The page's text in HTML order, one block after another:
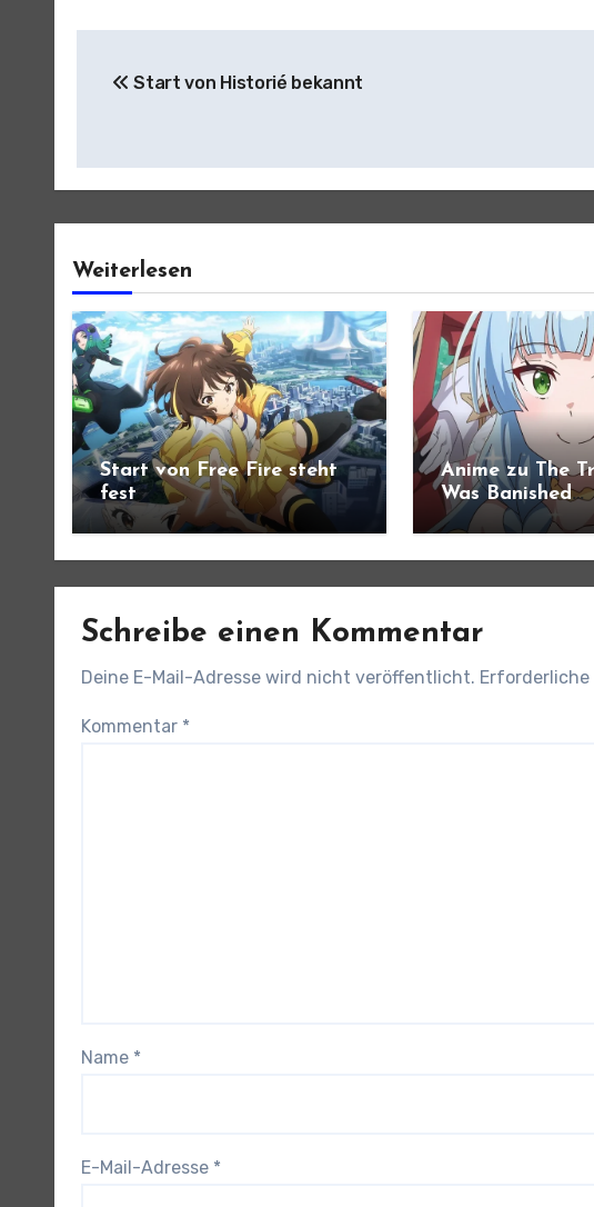
Start von Historié bekannt
Weiterlesen
Start von Free Fire steht
fest
Anime zu The
Was Banished
angekündigt
Schreibe einen Kommentar
Deine E-Mail-Adresse wird nicht veröffentlicht.
Kommentar *
Name *
E-Mail-Adresse *